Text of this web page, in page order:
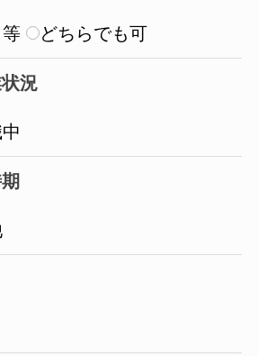
どちらでも可
況